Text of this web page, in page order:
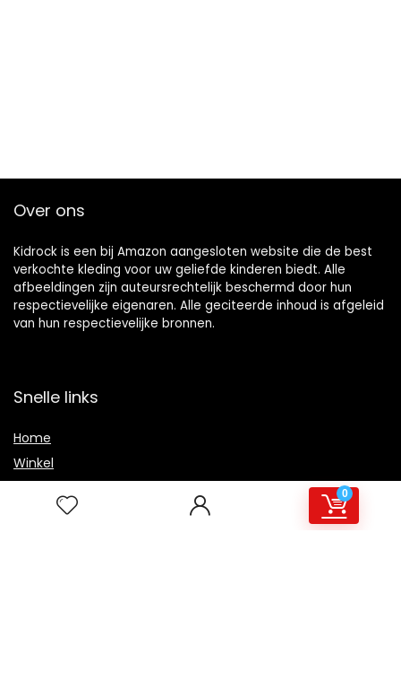
0
Over ons
Kidrock is een bij Amazon aangesloten website die de best
verkochte kleding voor uw geliefde kinderen biedt. Alle
afbeeldingen zijn auteursrechtelijk beschermd door hun
respectievelijke eigenaren. Alle geciteerde inhoud is afgeleid
van hun respectievelijke bronnen.
Snelle links
Home
Winkel
Overzicht